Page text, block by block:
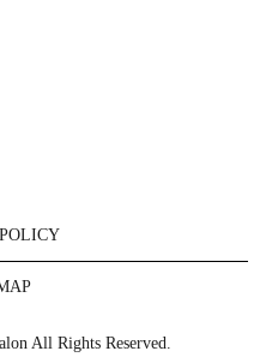
All Rights Reserved.